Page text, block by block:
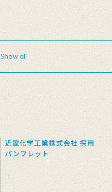
Show all
近畿化学工業株式会社 採用
パンフレット